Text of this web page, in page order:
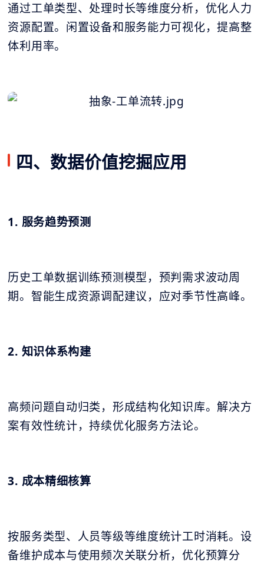
通过工单类型、处理时长等维度分析，优化人力
资源配置。闲置设备和服务能力可视化，提高整
体利用率。
四、数据价值挖掘应用
1. 服务趋势预测
历史工单数据训练预测模型，预判需求波动周
期。智能生成资源调配建议，应对季节性高峰。
2. 知识体系构建
高频问题自动归类，形成结构化知识库。解决方
案有效性统计，持续优化服务方法论。
3. 成本精细核算
按服务类型、人员等级等维度统计工时消耗。设
备维护成本与使用频次关联分析，优化预算分